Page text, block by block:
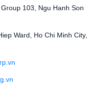
103, Ngu Hanh Son
Ward, Ho Chi Minh City,